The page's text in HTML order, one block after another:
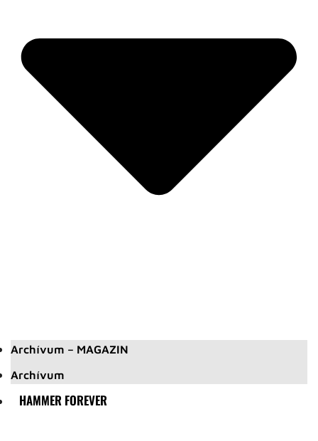
Archívum – MAGAZIN
Archívum
HAMMER FOREVER